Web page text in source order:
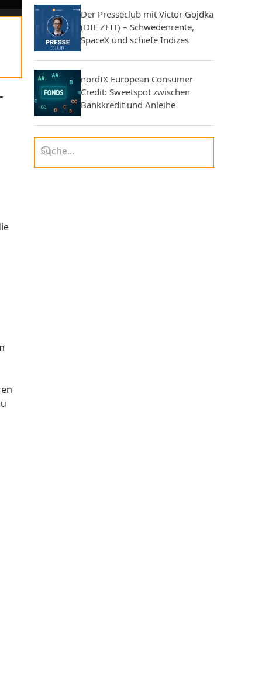
Der Presseclub mit Victor Gojdka
(DIE ZEIT) – Schwedenrente,
SpaceX und schiefe Indizes
nordIX European Consumer
Credit: Sweetspot zwischen
Bankkredit und Anleihe